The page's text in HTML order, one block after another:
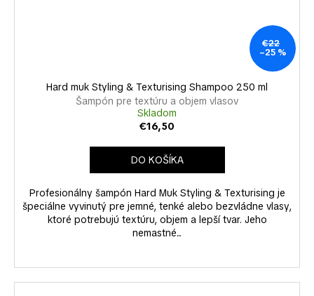
€22
–25 %
Hard muk Styling & Texturising Shampoo 250 ml
Šampón pre textúru a objem vlasov
Skladom
€16,50
DO KOŠÍKA
Profesionálny šampón Hard Muk Styling & Texturising je
špeciálne vyvinutý pre jemné, tenké alebo bezvládne vlasy,
ktoré potrebujú textúru, objem a lepší tvar. Jeho
nemastné...